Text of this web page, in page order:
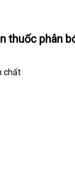
thuốc phân
chất